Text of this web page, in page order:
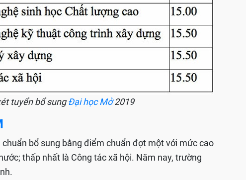
tuyển bổ sungĐại học Mở2019
chuẩn bổ sung bằng điểm chuẩn đợt một với mức cao
thấp nhất là Công tác xã hội. Năm nay, trường